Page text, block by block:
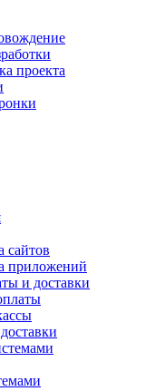
проекта
сайтов
приложений
и доставки